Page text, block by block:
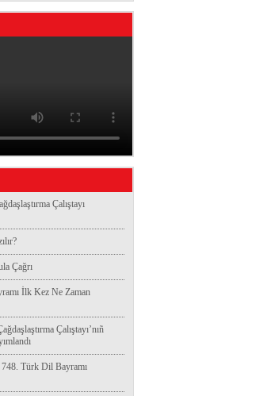
Çalıştayı
Çağrı
İlk Kez Ne Zaman
Çalıştayı’nıñ
Türk Dil Bayramı